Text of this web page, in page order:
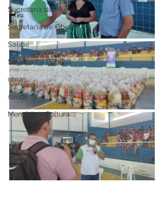
Secretaria da Mulher
Secretaria de Obras
Saúde
Segurança Pública
obras
saude
Memória e Cultura